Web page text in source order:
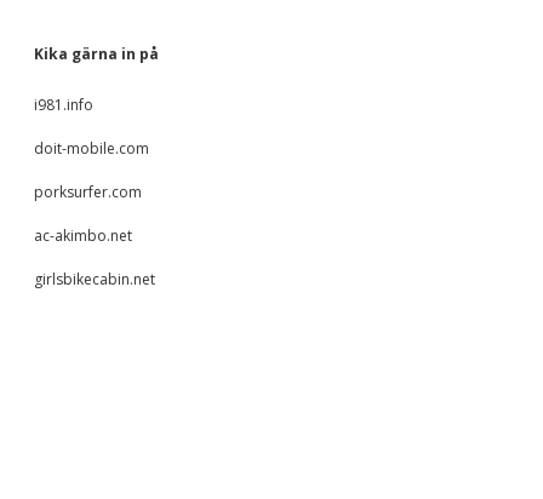
Kika gärna in på
i981.info
doit-mobile.com
porksurfer.com
ac-akimbo.net
girlsbikecabin.net